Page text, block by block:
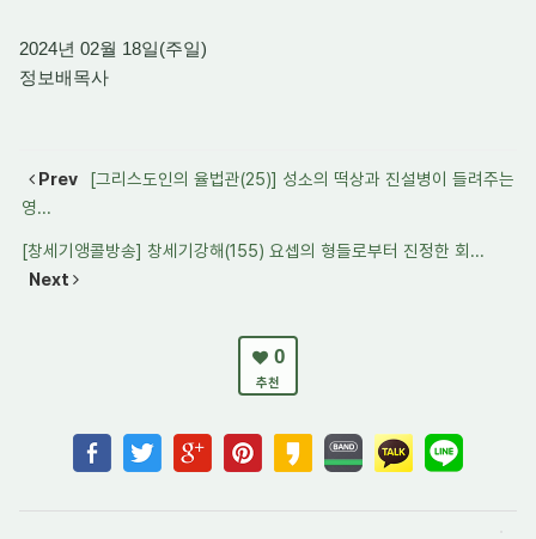
2024년 02월 18일(주일)
정보배목사
Prev
[그리스도인의 율법관(25)] 성소의 떡상과 진설병이 들려주는
영...
[창세기앵콜방송] 창세기강해(155) 요셉의 형들로부터 진정한 회...
Next
0
추천